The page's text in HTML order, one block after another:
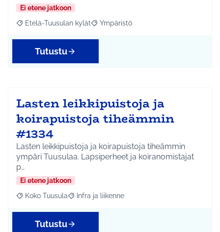
Ei etene jatkoon
Rajaa tulokset aihepiirin mukaan: Etelä-Tuusulan kylät
Etelä-Tuusulan kylät Rajaa tulokset teeman mukaan:
Ympäristö
Tutustu
Lasten leikkipuistoja ja
koirapuistoja tiheämmin
#1334
Lasten leikkipuistoja ja koirapuistoja tiheämmin
ympäri Tuusulaa. Lapsiperheet ja koiranomistajat
p…
Ei etene jatkoon
Rajaa tulokset aihepiirin mukaan: Koko Tuusula
Koko Tuusula Rajaa tulokset teeman mukaan: Infra ja liikenne
Infra ja liikenne
Tutustu